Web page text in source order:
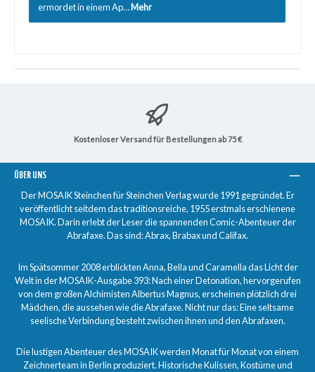
ermordet in einem Ap…Mehr
Kostenloser Versand für Bestellungen ab 75 €
ÜBER UNS
Der MOSAIK Steinchen für Steinchen Verlag wurde 1991 gegründet. Er
veröffentlicht seitdem das traditionsreiche, 1955 erstmals erschienene
MOSAIK. Darin erlebt der Leser die spannenden Comic-Abenteuer der
Abrafaxe. Das sind: Abrax, Brabax und Califax.
Im Spätsommer 2008 erblickten Anna, Bella und Caramella das Licht der
Welt in der MOSAIK-Ausgabe 393: Nach einer Detonation, hervorgerufen
von dem großen Alchimisten Albertus Magnus, erscheinen plötzlich drei
Mädchen, die aussehen wie die Abrafaxe. Nicht nur das: Eine seltsame
seelische Verbindung besteht zwischen ihnen und den Abrafaxen.
Die lustigen Abenteuer des MOSAIK werden Monat für Monat von einem
Zeichnerteam in Berlin produziert. Historische Kulissen, Kostüme und